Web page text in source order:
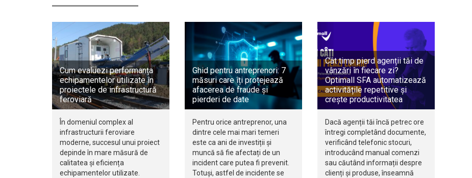
Cum evaluezi performanța
echipamentelor utilizate în
proiectele de infrastructură
feroviară
În domeniul complex al
infrastructurii feroviare
moderne, succesul unui proiect
depinde în mare măsură de
calitatea și eficiența
echipamentelor utilizate.
Ghid pentru antreprenori: 7
măsuri care îți protejează
afacerea de fraude și
pierderi de date
Pentru orice antreprenor, una
dintre cele mai mari temeri
este ca ani de investiții și
muncă să fie afectați de un
incident care putea fi prevenit.
Totuși, astfel de incidente se
Cât timp pierd agenții tăi de
vânzări în fiecare zi?
Optimall SFA automatizează
activitățile repetitive și
crește productivitatea
Dacă agenții tăi încă petrec ore
întregi completând documente,
verificând telefonic stocuri,
introducând manual comenzi
sau căutând informații despre
clienți și produse, înseamnă